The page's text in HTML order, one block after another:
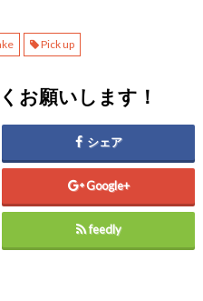
Pick up
お願いします！
シェア
Google+
feedly